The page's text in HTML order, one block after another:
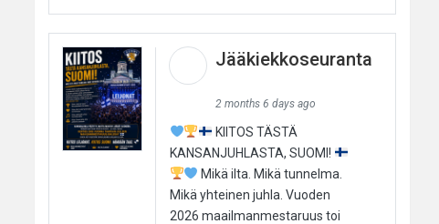
Jääkiekkoseuranta
2 months 6 days ago
KIITOS TÄSTÄ
KANSANJUHLASTA, SUOMI!
Mikä ilta. Mikä tunnelma.
Mikä yhteinen juhla. Vuoden
2026 maailmanmestaruus toi